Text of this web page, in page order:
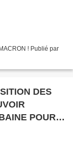
! Publié par
DES
POUR
LES